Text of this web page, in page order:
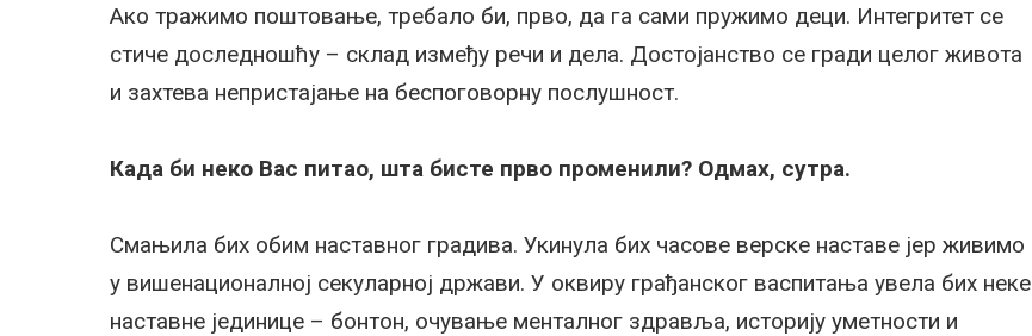
Ако тражимо поштовање, требало би, прво, да га сами пружимо деци. Интегритет се
стиче доследношћу – склад између речи и дела. Достојанство се гради целог живота
и захтева непристајање на беспоговорну послушност.
Када би неко Вас питао, шта бисте прво променили? Одмах, сутра.
Смањила бих обим наставног градива. Укинула бих часове верске наставе јер живимо
у вишенационалној секуларној држави. У оквиру грађанског васпитања увела бих неке
наставне јединице – бонтон, очување менталног здравља, историју уметности и